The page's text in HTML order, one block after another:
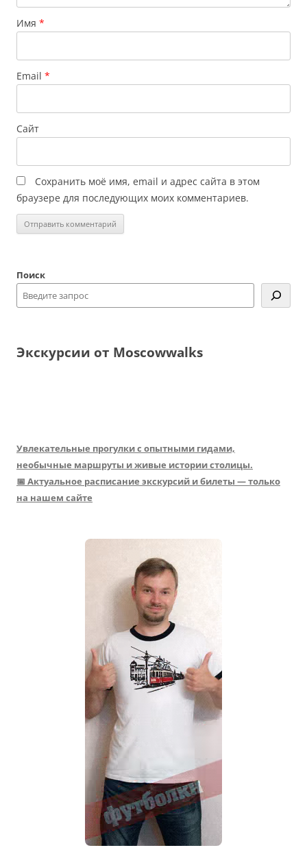
Имя *
Email *
Сайт
Сохранить моё имя, email и адрес сайта в этом
браузере для последующих моих комментариев.
Поиск
Экскурсии от Moscowwalks
Увлекательные прогулки с опытными гидами,
необычные маршруты и живые истории столицы.
📅 Актуальное расписание экскурсий и билеты — только
на нашем сайте